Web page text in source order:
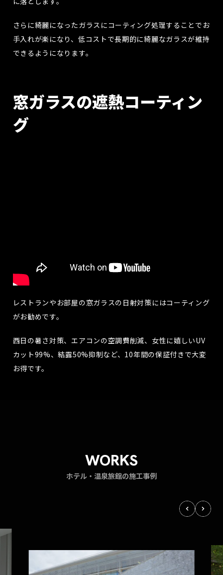
さらに綺麗になったガラスにコーティング処理することでお
手入れが楽になり、低コストで長期的に綺麗なガラスが維持
できるようになります。
窓ガラスの遮熱コーティン
グ
レストランやお部屋の窓ガラスの日射対策にはコーティング
がお勧めです。
西日の暑さ対策、エアコンの空調費削減、女性に嬉しいUV
カット99%、結露50%抑制など、10年間の保証付きで大変
お得です。
WORKS
ホテル・温泉旅館の施工事例